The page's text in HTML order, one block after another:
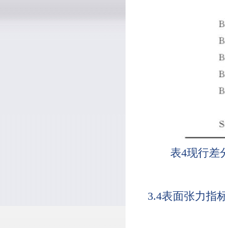
表4现行差
3.4表面张力指